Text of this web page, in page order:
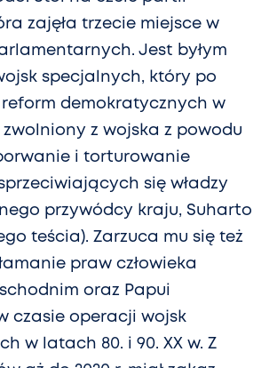
zajęła trzecie miejsce w
Jest byłym
specjalnych, który po
demokratycznych w
zwolniony z wojska z powodu
i torturowanie
się władzy
przywódcy kraju, Suharto
teścia). Zarzuca mu się też
praw człowieka
oraz Papui
czasie operacji wojsk
w latach 80. i 90. XX w. Z